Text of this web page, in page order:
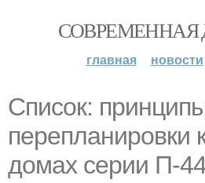
главная новости
Список:
перепланировки
домах серии П-